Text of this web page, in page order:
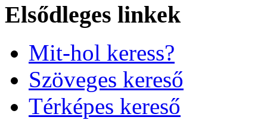
Elsődleges linkek
Mit-hol keress?
Szöveges kereső
Térképes kereső